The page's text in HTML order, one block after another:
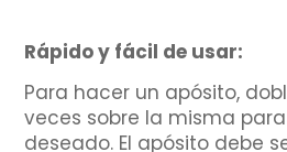
Rápido y fácil de usar:
Para hacer un apósito,
veces sobre la misma
deseado. El apósito debe